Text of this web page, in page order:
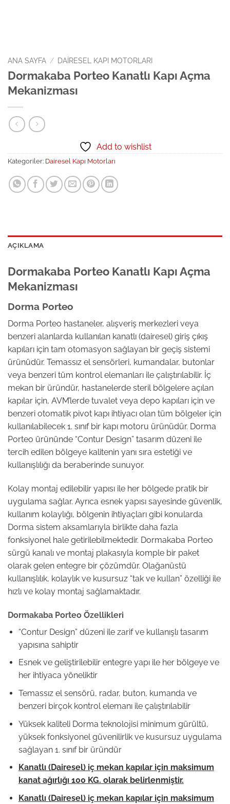
ANA SAYFA / DAIRESEL KAPI MOTORLARI
Dormakaba Porteo Kanatlı Kapı Açma
Mekanizması
Add to wishlist
Kategoriler: Dairesel Kapı Motorları
AÇIKLAMA
Dormakaba Porteo Kanatlı Kapı Açma
Mekanizması
Dorma Porteo
Dorma Porteo hastaneler, alışveriş merkezleri veya
benzeri alanlarda kullanılan kanatlı (dairesel) giriş çıkış
kapıları için tam otomasyon sağlayan bir geçiş sistemi
ürünüdür. Temassız el sensörleri, kumandalar, butonlar
veya benzeri tüm kontrol elemanları ile çalıştırılabilir. İç
mekan bir üründür, hastanelerde steril bölgelere açılan
kapılar için, AVM’lerde tuvalet veya depo kapıları için ve
benzeri otomatik pivot kapı ihtiyacı olan tüm bölgeler için
kullanılabilecek 1. sınıf bir kapı motoru ürünüdür. Dorma
Porteo ürününde “Contur Design” tasarım düzeni ile
tercih edilen bölgeye kalitenin yanı sıra estetiği ve
kullanışlılığı da beraberinde sunuyor.
Kolay montaj edilebilir yapısı ile her bölgede pratik bir
uygulama sağlar. Ayrıca esnek yapısı sayesinde güvenlik,
kullanım kolaylığı, bölgenin ihtiyaçları gibi konularda
Dorma sistem aksamlarıyla birlikte daha fazla
fonksiyonel hale getirilebilmektedir. Dormakaba Porteo
sürgü kanalı ve montaj plakasıyla komple bir paket
olarak gelen entegre bir çözümdür. Olağanüstü
kullanışlılık, kolaylık ve kusursuz “tak ve kullan” özelliği ile
hızlı ve kolay montaj sağlamaktadır.
Dormakaba Porteo Özellikleri
“Contur Design” düzeni ile zarif ve kullanışlı tasarım
yapısına sahiptir
Esnek ve geliştirilebilir entegre yapı ile her bölgeye ve
her ihtiyaca yöneliktir
Temassız el sensörü, radar, buton, kumanda ve
benzeri birçok kontrol elemanı ile çalıştırılabilir
Yüksek kaliteli Dorma teknolojisi minimum gürültü,
yüksek fonksiyonel güvenilirlik ve kusursuz uygulama
sağlayan 1. sınıf bir üründür
Kanatlı (Dairesel) iç mekan kapılar için maksimum
kanat ağırlığı 100 KG. olarak belirlenmiştir.
Kanatlı (Dairesel) iç mekan kapılar için maksimum